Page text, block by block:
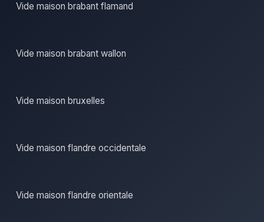
Vide maison brabant flamand
Vide maison brabant wallon
Vide maison bruxelles
Vide maison flandre occidentale
Vide maison flandre orientale